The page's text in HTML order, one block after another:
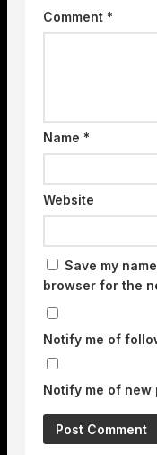
Comment *
Name *
Website
Save my
browser for the
Notify me of
Notify me of new